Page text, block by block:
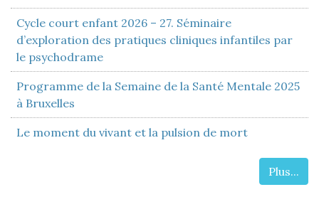
Cycle court enfant 2026 – 27. Séminaire
d’exploration des pratiques cliniques infantiles par
le psychodrame
Programme de la Semaine de la Santé Mentale 2025
à Bruxelles
Le moment du vivant et la pulsion de mort
Plus...